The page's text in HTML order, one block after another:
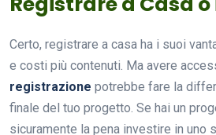
Certo, registrare a casa ha i suoi
e costi più contenuti. Ma avere
registrazione potrebbe fare la
finale del tuo progetto. Se hai un
sicuramente la pena investire in uno